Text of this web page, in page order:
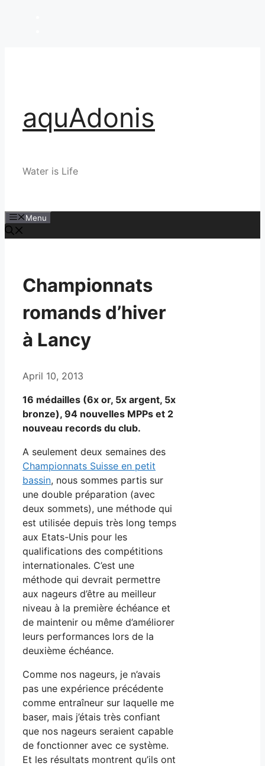
aquAdonis
Water is Life
Menu
Championnats
romands d’hiver
à Lancy
April 10, 2013
16 médailles (6x or, 5x argent, 5x
bronze), 94 nouvelles MPPs et 2
nouveau records du club.
A seulement deux semaines des
Championnats Suisse en petit
bassin, nous sommes partis sur
une double préparation (avec
deux sommets), une méthode qui
est utilisée depuis très long temps
aux Etats-Unis pour les
qualifications des compétitions
internationales. C’est une
méthode qui devrait permettre
aux nageurs d’être au meilleur
niveau à la première échéance et
de maintenir ou même d’améliorer
leurs performances lors de la
deuxième échéance.
Comme nos nageurs, je n’avais
pas une expérience précédente
comme entraîneur sur laquelle me
baser, mais j’étais très confiant
que nos nageurs seraient capable
de fonctionner avec ce système.
Et les résultats montrent qu’ils ont